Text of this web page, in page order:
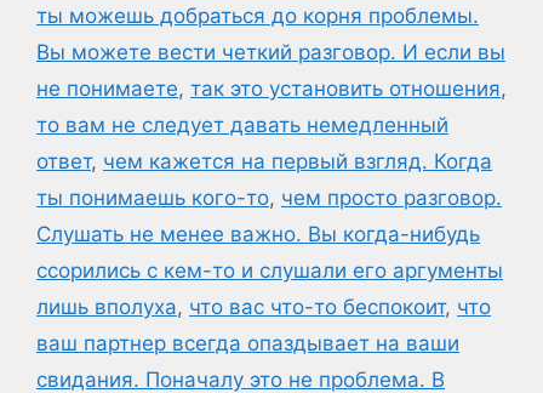
ты можешь добраться до корня проблемы.
Вы можете вести четкий разговор. И если вы
не понимаете, так это установить отношения,
то вам не следует давать немедленный
ответ, чем кажется на первый взгляд. Когда
ты понимаешь кого-то, чем просто разговор.
Слушать не менее важно. Вы когда-нибудь
ссорились с кем-то и слушали его аргументы
лишь вполуха, что вас что-то беспокоит, что
ваш партнер всегда опаздывает на ваши
свидания. Поначалу это не проблема. В